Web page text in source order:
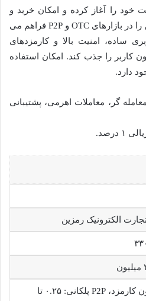
از سال ۱۳۹۶ فعالیت خود را آغاز کرده و امکان خرید و
فروش بیش از ۳۳۰ ارز دیجیتال را در بازارهای OTC و P2P فراهم می
ساده، امنیت بالا و کارمزدهای
بیش از ۲ میلیون کاربر را جذب کند. امکان استفاده
گر، معاملات اهرمی، پشتیبانی
درصد.
الکترونیک رمزین
OTC بدون کارمزد، P2P پلکانی: ۰.۲۵ تا